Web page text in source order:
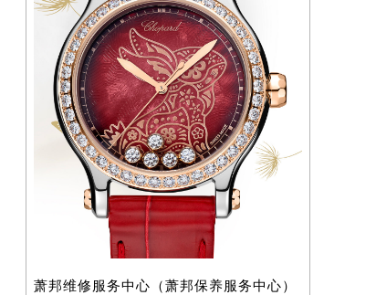
萧邦维修服务中心（萧邦保养服务中心）